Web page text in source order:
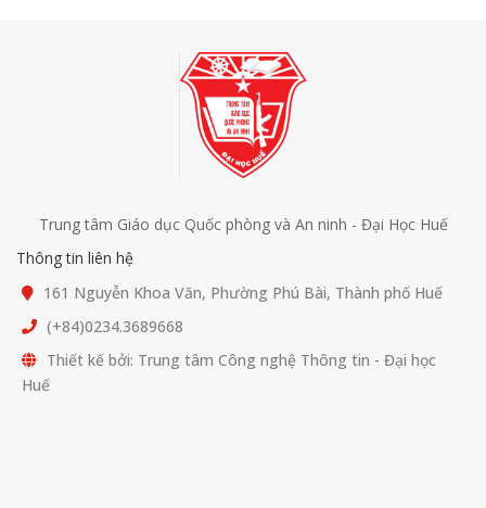
Trung tâm Giáo dục Quốc phòng và An ninh - Đại Học Huế
Thông tin liên hệ
161 Nguyễn Khoa Văn, Phường Phú Bài, Thành phố Huế
(+84)0234.3689668
Thiết kế bởi: Trung tâm Công nghệ Thông tin - Đại học
Huế